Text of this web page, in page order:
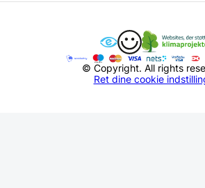
© Copyright. All rights
Ret dine cookie